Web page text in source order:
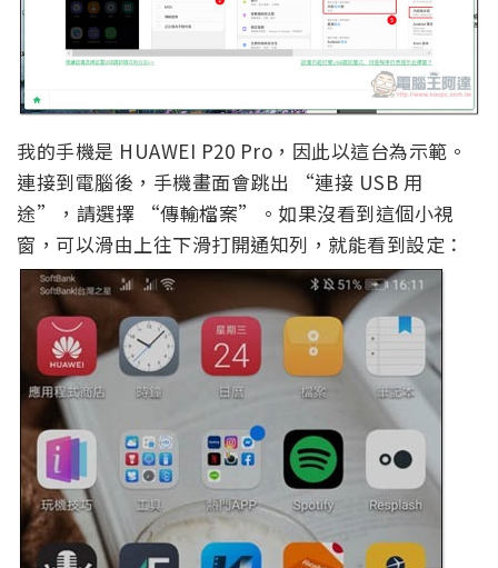
我的手機是 HUAWEI P20 Pro，因此以這台為示範。
連接到電腦後，手機畫面會跳出 “連接 USB 用
途”，請選擇 “傳輸檔案”。如果沒看到這個小視
窗，可以滑由上往下滑打開通知列，就能看到設定：